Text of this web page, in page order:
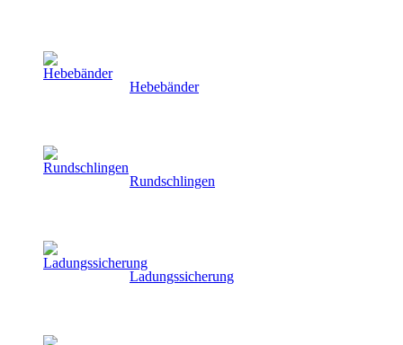
Hebebänder
Rundschlingen
Ladungssicherung